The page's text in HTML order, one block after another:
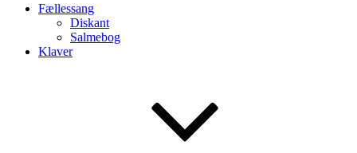
Fællessang
Diskant
Salmebog
Klaver